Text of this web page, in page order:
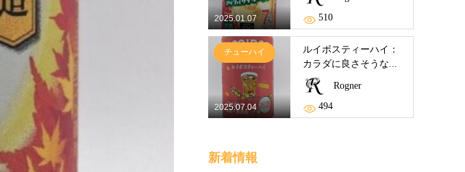
2025.01.07
510
2025.07.04
チューハイ
ルイボスティーハイ：
カラダに良さそうな...
Rogner
494
新着情報